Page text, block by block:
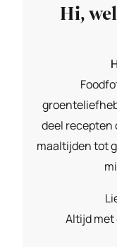
Hi,
deel recepten
maaltijden tot
Altijd